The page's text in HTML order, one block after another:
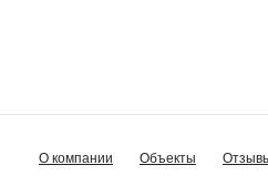
О компании Объекты